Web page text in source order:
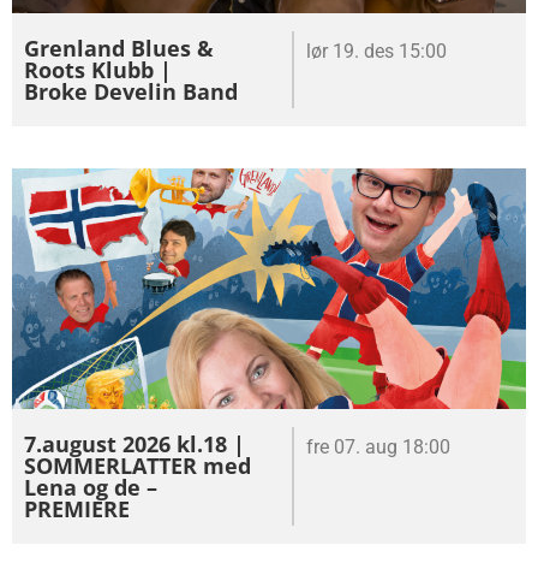
Grenland Blues &
Roots Klubb |
Broke Develin Band
lør 19. des 15:00
7.august 2026 kl.18 |
SOMMERLATTER med
Lena og de –
PREMIERE
fre 07. aug 18:00